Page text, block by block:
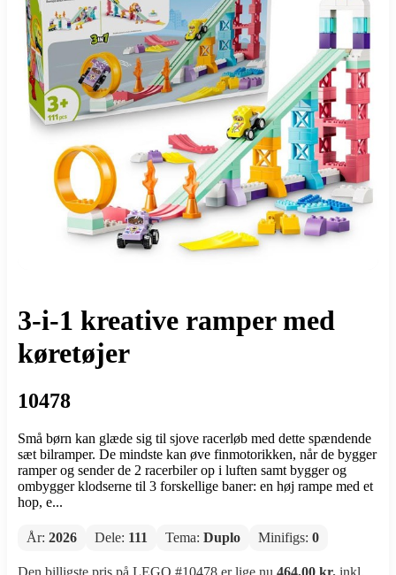
3-i-1 kreative ramper med
køretøjer
10478
Små børn kan glæde sig til sjove racerløb med dette spændende
sæt bilramper. De mindste kan øve finmotorikken, når de bygger
ramper og sender de 2 racerbiler op i luften samt bygger og
ombygger klodserne til 3 forskellige baner: en høj rampe med et
hop, e...
År: 2026 Dele: 111 Tema: Duplo Minifigs: 0
Den billigste pris på LEGO #10478 er lige nu 464,00 kr. inkl.